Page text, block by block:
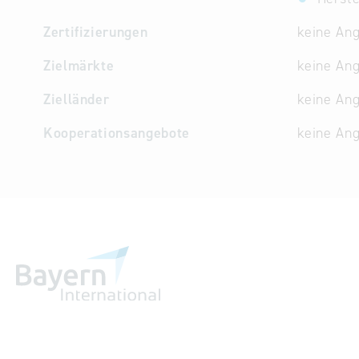
Zertifizierungen
keine
Zielmärkte
keine
Zielländer
keine
Kooperationsangebote
keine